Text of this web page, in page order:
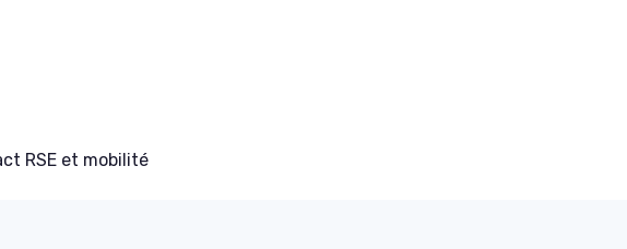
RSE et mobilité